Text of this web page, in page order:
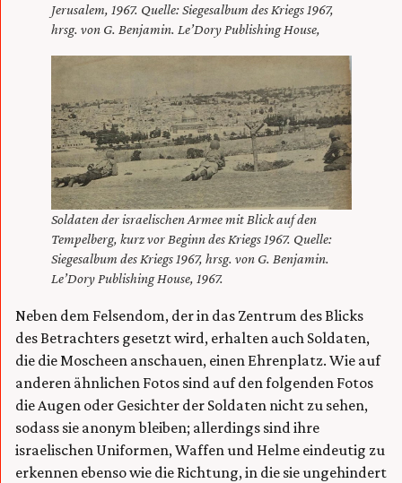
Jerusalem, 1967. Quelle: Siegesalbum des Kriegs 1967,
hrsg. von G. Benjamin. Le’Dory Publishing House,
Soldaten der israelischen Armee mit Blick auf den
Tempelberg, kurz vor Beginn des Kriegs 1967. Quelle:
Siegesalbum des Kriegs 1967, hrsg. von G. Benjamin.
Le’Dory Publishing House, 1967.
Neben dem Felsendom, der in das Zentrum des Blicks
des Betrachters gesetzt wird, erhalten auch Soldaten,
die die Moscheen anschauen, einen Ehrenplatz. Wie auf
anderen ähnlichen Fotos sind auf den folgenden Fotos
die Augen oder Gesichter der Soldaten nicht zu sehen,
sodass sie anonym bleiben; allerdings sind ihre
israelischen Uniformen, Waffen und Helme eindeutig zu
erkennen ebenso wie die Richtung, in die sie ungehindert